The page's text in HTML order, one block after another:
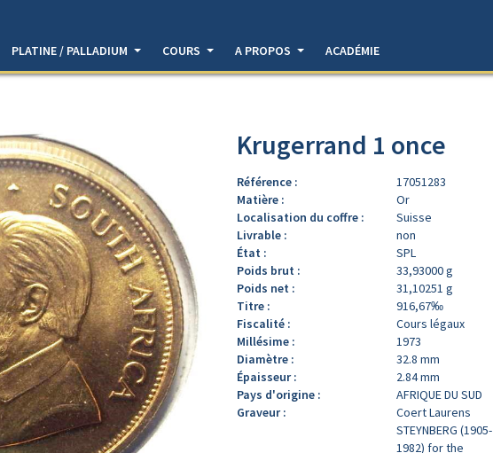
PLATINE / PALLADIUM COURS A PROPOS ACADÉMIE
Krugerrand 1 once
Référence :
17051283
Matière :
Or
Localisation du coffre :
Suisse
Livrable :
non
État :
SPL
Poids brut :
33,93000 g
Poids net :
31,10251 g
Titre :
916,67‰
Fiscalité :
Cours légaux
Millésime :
1973
Diamètre :
32.8 mm
Épaisseur :
2.84 mm
Pays d'origine :
AFRIQUE DU SUD
Graveur :
Coert Laurens
STEYNBERG (1905-
1982) for the